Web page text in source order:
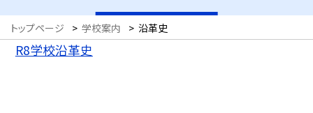
トップページ > 学校案内 > 沿革史
R8学校沿革史